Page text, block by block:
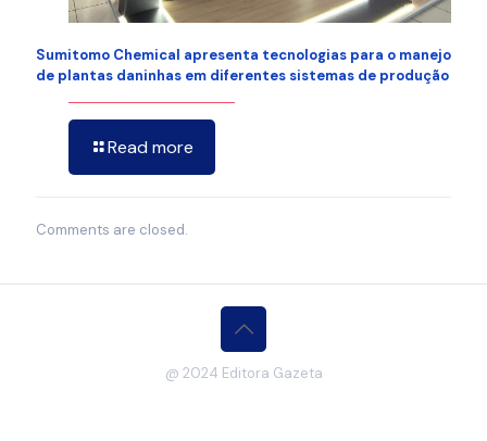
Sumitomo Chemical apresenta tecnologias para o manejo
de plantas daninhas em diferentes sistemas de produção
Read more
Comments are closed.
@ 2024 Editora Gazeta